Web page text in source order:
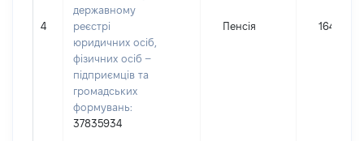
4
державному
реєстрі
юридичних осіб,
фізичних осіб –
підприємців та
громадських
формувань:
37835934
Пенсія 16451